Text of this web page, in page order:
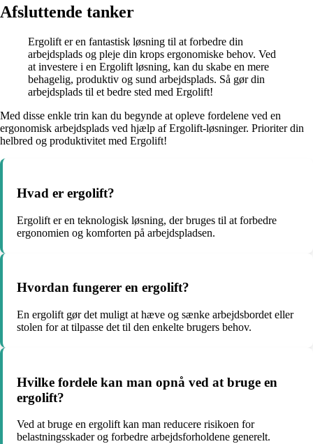
Afsluttende tanker
Ergolift er en fantastisk løsning til at forbedre din
arbejdsplads og pleje din krops ergonomiske behov. Ved
at investere i en Ergolift løsning, kan du skabe en mere
behagelig, produktiv og sund arbejdsplads. Så gør din
arbejdsplads til et bedre sted med Ergolift!
Med disse enkle trin kan du begynde at opleve fordelene ved en
ergonomisk arbejdsplads ved hjælp af Ergolift-løsninger. Prioriter din
helbred og produktivitet med Ergolift!
Hvad er ergolift?
Ergolift er en teknologisk løsning, der bruges til at forbedre
ergonomien og komforten på arbejdspladsen.
Hvordan fungerer en ergolift?
En ergolift gør det muligt at hæve og sænke arbejdsbordet eller
stolen for at tilpasse det til den enkelte brugers behov.
Hvilke fordele kan man opnå ved at bruge en
ergolift?
Ved at bruge en ergolift kan man reducere risikoen for
belastningsskader og forbedre arbejdsforholdene generelt.